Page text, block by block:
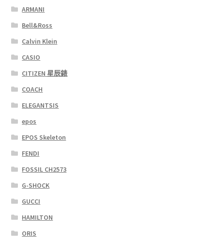
ARMANI
Bell&Ross
Calvin Klein
CASIO
CITIZEN 星辰錶
COACH
ELEGANTSIS
epos
EPOS Skeleton
FENDI
FOSSIL CH2573
G-SHOCK
GUCCI
HAMILTON
ORIS